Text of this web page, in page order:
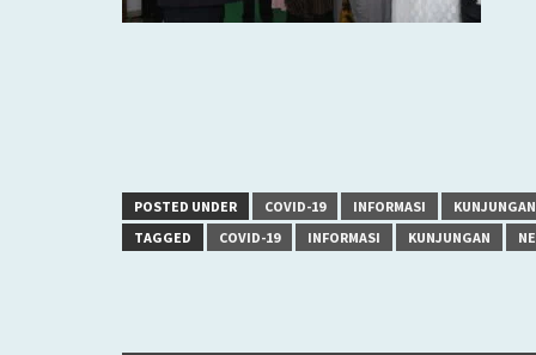
POSTED UNDER COVID-19 INFORMASI KUNJUNGAN
TAGGED
COVID-19 INFORMASI KUNJUNGAN